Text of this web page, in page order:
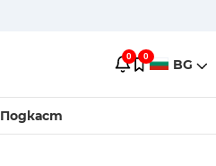
0 0 BG
Подкаст